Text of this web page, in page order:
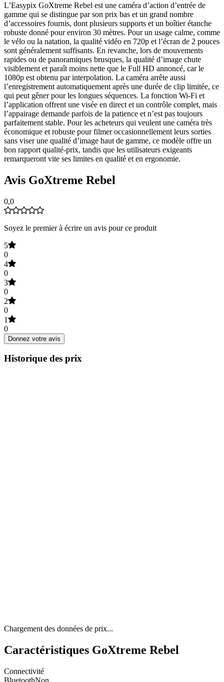
L’Easypix GoXtreme Rebel est une caméra d’action d’entrée de
gamme qui se distingue par son prix bas et un grand nombre
d’accessoires fournis, dont plusieurs supports et un boîtier étanche
robuste donné pour environ 30 mètres. Pour un usage calme, comme
le vélo ou la natation, la qualité vidéo en 720p et l’écran de 2 pouces
sont généralement suffisants. En revanche, lors de mouvements
rapides ou de panoramiques brusques, la qualité d’image chute
visiblement et paraît moins nette que le Full HD annoncé, car le
1080p est obtenu par interpolation. La caméra arrête aussi
l’enregistrement automatiquement après une durée de clip limitée, ce
qui peut gêner pour les longues séquences. La fonction Wi‑Fi et
l’application offrent une visée en direct et un contrôle complet, mais
l’appairage demande parfois de la patience et n’est pas toujours
parfaitement stable. Pour les acheteurs qui veulent une caméra très
économique et robuste pour filmer occasionnellement leurs sorties
sans viser une qualité d’image haut de gamme, ce modèle offre un
bon rapport qualité‑prix, tandis que les utilisateurs exigeants
remarqueront vite ses limites en qualité et en ergonomie.
Avis GoXtreme Rebel
0,0
Soyez le premier à écrire un avis pour ce produit
5
0
4
0
3
0
2
0
1
0
Donnez votre avis
Historique des prix
Chargement des données de prix...
Caractéristiques GoXtreme Rebel
Connectivité
BluetoothNon